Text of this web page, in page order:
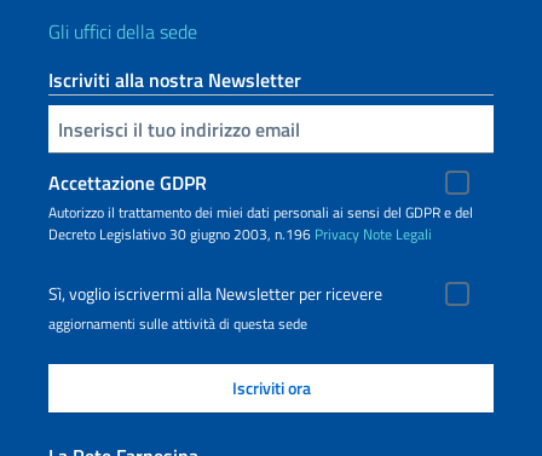
Gli uffici della sede
Iscriviti alla nostra Newsletter
Inserisci la tua email
Accettazione GDPR
Autorizzo il trattamento dei miei dati personali ai sensi del GDPR e del
Decreto Legislativo 30 giugno 2003, n.196 Privacy Note Legali
Sì, voglio iscrivermi alla Newsletter per ricevere
aggiornamenti sulle attività di questa sede